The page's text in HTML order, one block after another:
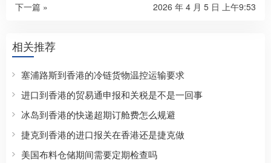
下一篇 » 2026 年 4 月 5 日 上午9:53
相关推荐
塞浦路斯到香港的冷链货物温控运输要求
进口到香港的贸易通申报和关税是不是一回事
冰岛到香港的快递超期订舱费怎么规避
捷克到香港的进口报关在香港还是捷克做
美国布料仓储期间需要定期检查吗